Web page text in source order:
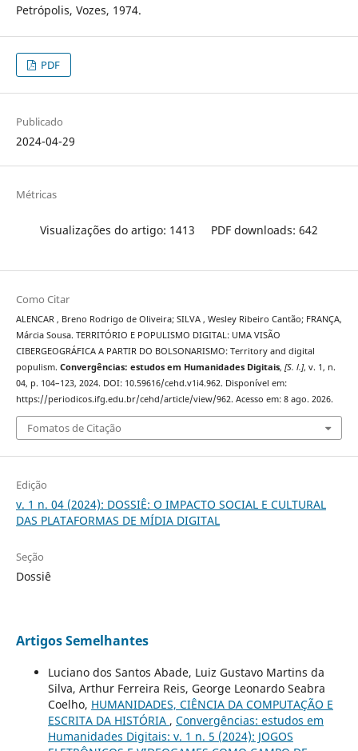
Petrópolis, Vozes, 1974.
PDF
Publicado
2024-04-29
Métricas
Visualizações do artigo: 1413 PDF downloads: 642
Como Citar
ALENCAR , Breno Rodrigo de Oliveira; SILVA , Wesley Ribeiro Cantão; FRANÇA,
Márcia Sousa. TERRITÓRIO E POPULISMO DIGITAL: UMA VISÃO
CIBERGEOGRÁFICA A PARTIR DO BOLSONARISMO: Territory and digital
populism. Convergências: estudos em Humanidades Digitais, [S. l.], v. 1, n.
04, p. 104–123, 2024. DOI: 10.59616/cehd.v1i4.962. Disponível em:
https://periodicos.ifg.edu.br/cehd/article/view/962. Acesso em: 8 ago. 2026.
Fomatos de Citação
Edição
v. 1 n. 04 (2024): DOSSIÊ: O IMPACTO SOCIAL E CULTURAL
DAS PLATAFORMAS DE MÍDIA DIGITAL
Seção
Dossiê
Artigos Semelhantes
Luciano dos Santos Abade, Luiz Gustavo Martins da
Silva, Arthur Ferreira Reis, George Leonardo Seabra
Coelho, HUMANIDADES, CIÊNCIA DA COMPUTAÇÃO E
ESCRITA DA HISTÓRIA , Convergências: estudos em
Humanidades Digitais: v. 1 n. 5 (2024): JOGOS